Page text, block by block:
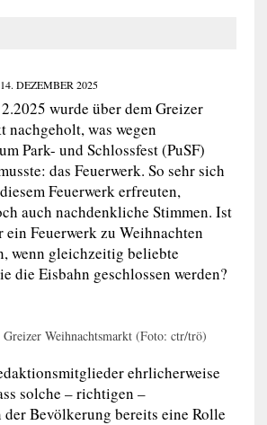
14. DEZEMBER 2025
wurde über dem Greizer
nachgeholt, was wegen
Park- und Schlossfest (PuSF)
das Feuerwerk. So sehr sich
Feuerwerk erfreuten,
auch nachdenkliche Stimmen. Ist
ein Feuerwerk zu Weihnachten
wenn gleichzeitig beliebte
die Eisbahn geschlossen werden?
Weihnachtsmarkt (Foto: ctr/trö)
ehrlicherweise
solche – richtigen –
Bevölkerung bereits eine Rolle